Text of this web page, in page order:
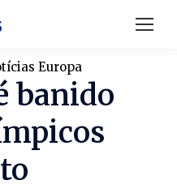
Europa
banido